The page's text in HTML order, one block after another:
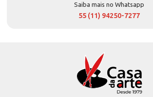
Saiba mais no Whatsapp
55 (11) 94250-7277